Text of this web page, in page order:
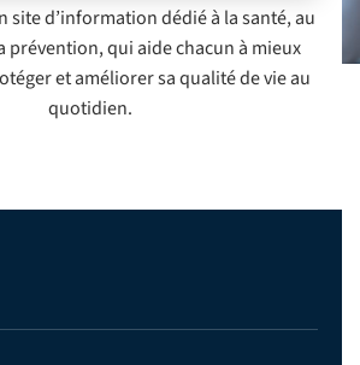
site d’information dédié à la santé, au
prévention, qui aide chacun à mieux
et améliorer sa qualité de vie au
quotidien.